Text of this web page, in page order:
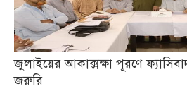
জুলাইয়ের আকাক্সক্ষা পূরণে
জরুরি